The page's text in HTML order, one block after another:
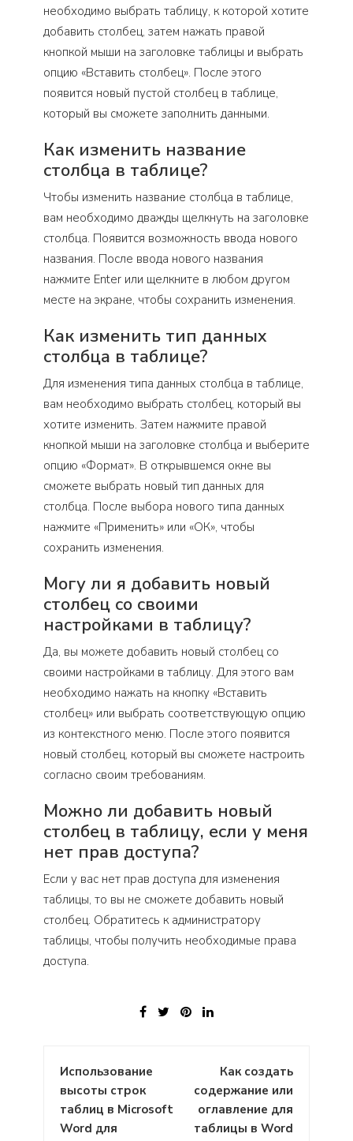
необходимо выбрать таблицу, к которой хотите
добавить столбец, затем нажать правой
кнопкой мыши на заголовке таблицы и выбрать
опцию «Вставить столбец». После этого
появится новый пустой столбец в таблице,
который вы сможете заполнить данными.
Как изменить название
столбца в таблице?
Чтобы изменить название столбца в таблице,
вам необходимо дважды щелкнуть на заголовке
столбца. Появится возможность ввода нового
названия. После ввода нового названия
нажмите Enter или щелкните в любом другом
месте на экране, чтобы сохранить изменения.
Как изменить тип данных
столбца в таблице?
Для изменения типа данных столбца в таблице,
вам необходимо выбрать столбец, который вы
хотите изменить. Затем нажмите правой
кнопкой мыши на заголовке столбца и выберите
опцию «Формат». В открывшемся окне вы
сможете выбрать новый тип данных для
столбца. После выбора нового типа данных
нажмите «Применить» или «ОК», чтобы
сохранить изменения.
Могу ли я добавить новый
столбец со своими
настройками в таблицу?
Да, вы можете добавить новый столбец со
своими настройками в таблицу. Для этого вам
необходимо нажать на кнопку «Вставить
столбец» или выбрать соответствующую опцию
из контекстного меню. После этого появится
новый столбец, который вы сможете настроить
согласно своим требованиям.
Можно ли добавить новый
столбец в таблицу, если у меня
нет прав доступа?
Если у вас нет прав доступа для изменения
таблицы, то вы не сможете добавить новый
столбец. Обратитесь к администратору
таблицы, чтобы получить необходимые права
доступа.
Навигация
по
записям
Использование
высоты строк
таблиц в Microsoft
Word для
Как создать
содержание или
оглавление для
таблицы в Word